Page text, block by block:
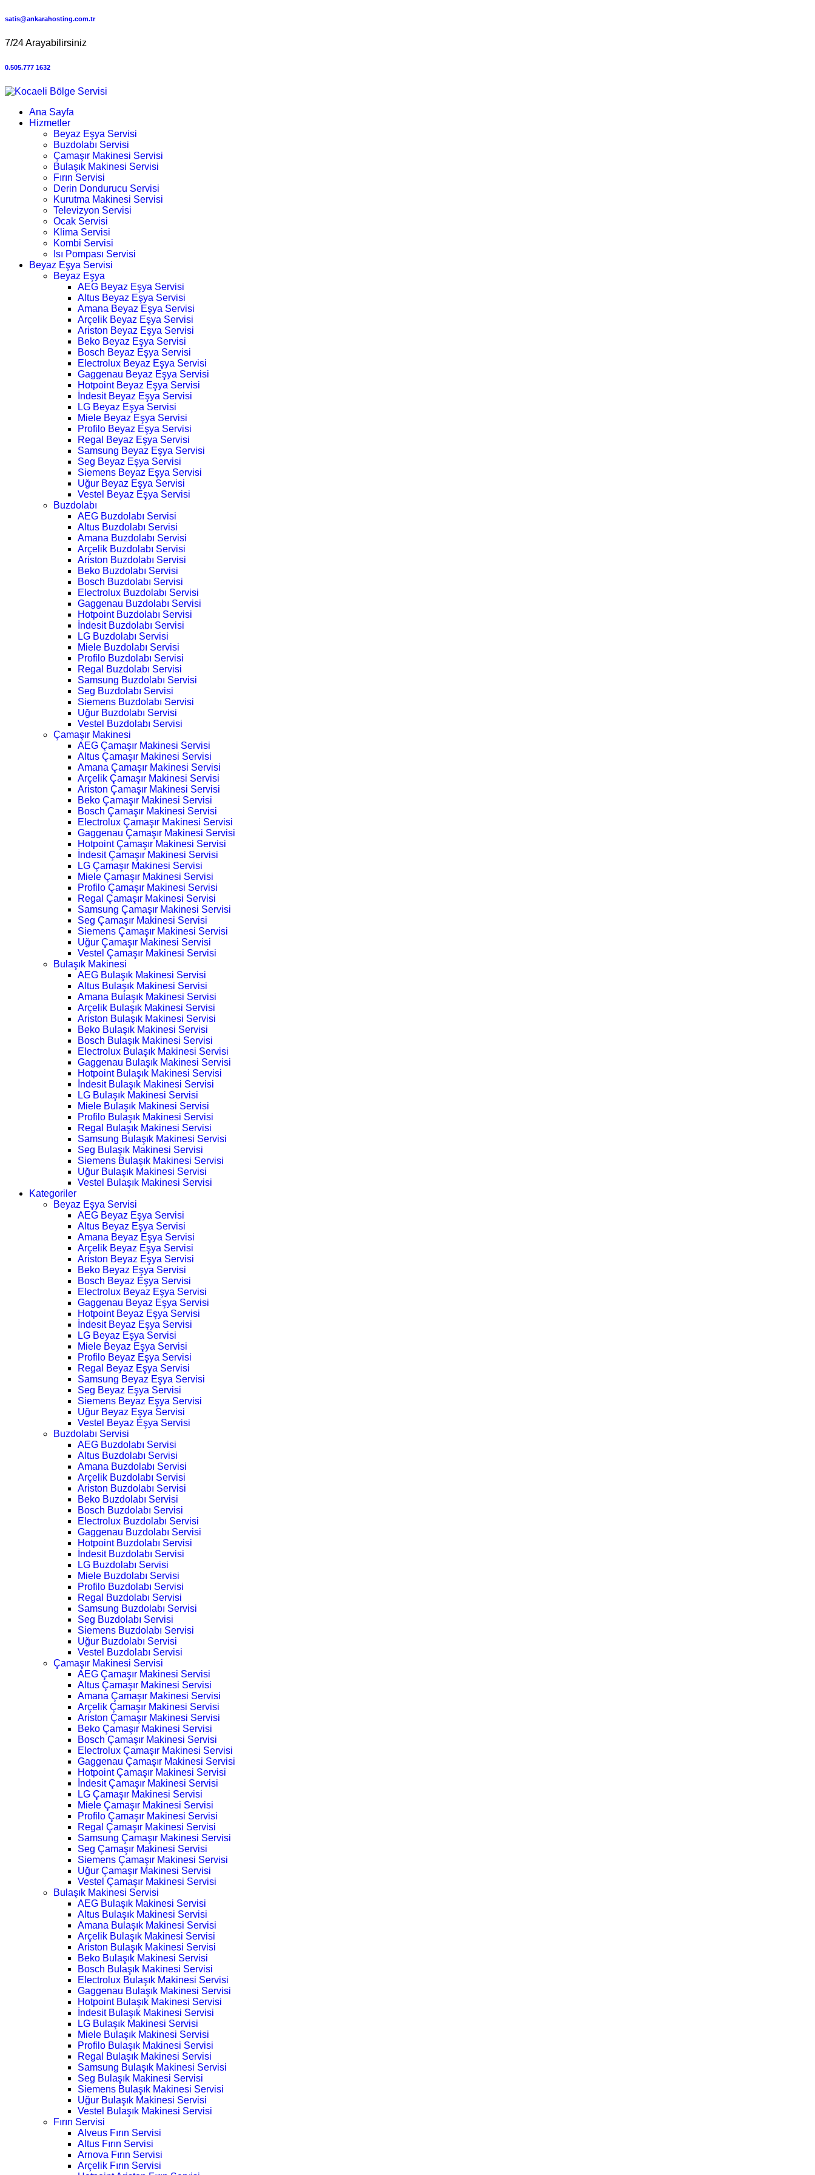
satis@ankarahosting.com.tr
7/24 Arayabilirsiniz
0.505.777 1632
Ana Sayfa
Hizmetler
Beyaz Eşya Servisi
Buzdolabı Servisi
Çamaşır Makinesi Servisi
Bulaşık Makinesi Servisi
Fırın Servisi
Derin Dondurucu Servisi
Kurutma Makinesi Servisi
Televizyon Servisi
Ocak Servisi
Klima Servisi
Kombi Servisi
Isı Pompası Servisi
Beyaz Eşya Servisi
Beyaz Eşya
AEG Beyaz Eşya Servisi
Altus Beyaz Eşya Servisi
Amana Beyaz Eşya Servisi
Arçelik Beyaz Eşya Servisi
Ariston Beyaz Eşya Servisi
Beko Beyaz Eşya Servisi
Bosch Beyaz Eşya Servisi
Electrolux Beyaz Eşya Servisi
Gaggenau Beyaz Eşya Servisi
Hotpoint Beyaz Eşya Servisi
İndesit Beyaz Eşya Servisi
LG Beyaz Eşya Servisi
Miele Beyaz Eşya Servisi
Profilo Beyaz Eşya Servisi
Regal Beyaz Eşya Servisi
Samsung Beyaz Eşya Servisi
Seg Beyaz Eşya Servisi
Siemens Beyaz Eşya Servisi
Uğur Beyaz Eşya Servisi
Vestel Beyaz Eşya Servisi
Buzdolabı
AEG Buzdolabı Servisi
Altus Buzdolabı Servisi
Amana Buzdolabı Servisi
Arçelik Buzdolabı Servisi
Ariston Buzdolabı Servisi
Beko Buzdolabı Servisi
Bosch Buzdolabı Servisi
Electrolux Buzdolabı Servisi
Gaggenau Buzdolabı Servisi
Hotpoint Buzdolabı Servisi
İndesit Buzdolabı Servisi
LG Buzdolabı Servisi
Miele Buzdolabı Servisi
Profilo Buzdolabı Servisi
Regal Buzdolabı Servisi
Samsung Buzdolabı Servisi
Seg Buzdolabı Servisi
Siemens Buzdolabı Servisi
Uğur Buzdolabı Servisi
Vestel Buzdolabı Servisi
Çamaşır Makinesi
AEG Çamaşır Makinesi Servisi
Altus Çamaşır Makinesi Servisi
Amana Çamaşır Makinesi Servisi
Arçelik Çamaşır Makinesi Servisi
Ariston Çamaşır Makinesi Servisi
Beko Çamaşır Makinesi Servisi
Bosch Çamaşır Makinesi Servisi
Electrolux Çamaşır Makinesi Servisi
Gaggenau Çamaşır Makinesi Servisi
Hotpoint Çamaşır Makinesi Servisi
İndesit Çamaşır Makinesi Servisi
LG Çamaşır Makinesi Servisi
Miele Çamaşır Makinesi Servisi
Profilo Çamaşır Makinesi Servisi
Regal Çamaşır Makinesi Servisi
Samsung Çamaşır Makinesi Servisi
Seg Çamaşır Makinesi Servisi
Siemens Çamaşır Makinesi Servisi
Uğur Çamaşır Makinesi Servisi
Vestel Çamaşır Makinesi Servisi
Bulaşık Makinesi
AEG Bulaşık Makinesi Servisi
Altus Bulaşık Makinesi Servisi
Amana Bulaşık Makinesi Servisi
Arçelik Bulaşık Makinesi Servisi
Ariston Bulaşık Makinesi Servisi
Beko Bulaşık Makinesi Servisi
Bosch Bulaşık Makinesi Servisi
Electrolux Bulaşık Makinesi Servisi
Gaggenau Bulaşık Makinesi Servisi
Hotpoint Bulaşık Makinesi Servisi
İndesit Bulaşık Makinesi Servisi
LG Bulaşık Makinesi Servisi
Miele Bulaşık Makinesi Servisi
Profilo Bulaşık Makinesi Servisi
Regal Bulaşık Makinesi Servisi
Samsung Bulaşık Makinesi Servisi
Seg Bulaşık Makinesi Servisi
Siemens Bulaşık Makinesi Servisi
Uğur Bulaşık Makinesi Servisi
Vestel Bulaşık Makinesi Servisi
Kategoriler
Beyaz Eşya Servisi
AEG Beyaz Eşya Servisi
Altus Beyaz Eşya Servisi
Amana Beyaz Eşya Servisi
Arçelik Beyaz Eşya Servisi
Ariston Beyaz Eşya Servisi
Beko Beyaz Eşya Servisi
Bosch Beyaz Eşya Servisi
Electrolux Beyaz Eşya Servisi
Gaggenau Beyaz Eşya Servisi
Hotpoint Beyaz Eşya Servisi
İndesit Beyaz Eşya Servisi
LG Beyaz Eşya Servisi
Miele Beyaz Eşya Servisi
Profilo Beyaz Eşya Servisi
Regal Beyaz Eşya Servisi
Samsung Beyaz Eşya Servisi
Seg Beyaz Eşya Servisi
Siemens Beyaz Eşya Servisi
Uğur Beyaz Eşya Servisi
Vestel Beyaz Eşya Servisi
Buzdolabı Servisi
AEG Buzdolabı Servisi
Altus Buzdolabı Servisi
Amana Buzdolabı Servisi
Arçelik Buzdolabı Servisi
Ariston Buzdolabı Servisi
Beko Buzdolabı Servisi
Bosch Buzdolabı Servisi
Electrolux Buzdolabı Servisi
Gaggenau Buzdolabı Servisi
Hotpoint Buzdolabı Servisi
İndesit Buzdolabı Servisi
LG Buzdolabı Servisi
Miele Buzdolabı Servisi
Profilo Buzdolabı Servisi
Regal Buzdolabı Servisi
Samsung Buzdolabı Servisi
Seg Buzdolabı Servisi
Siemens Buzdolabı Servisi
Uğur Buzdolabı Servisi
Vestel Buzdolabı Servisi
Çamaşır Makinesi Servisi
AEG Çamaşır Makinesi Servisi
Altus Çamaşır Makinesi Servisi
Amana Çamaşır Makinesi Servisi
Arçelik Çamaşır Makinesi Servisi
Ariston Çamaşır Makinesi Servisi
Beko Çamaşır Makinesi Servisi
Bosch Çamaşır Makinesi Servisi
Electrolux Çamaşır Makinesi Servisi
Gaggenau Çamaşır Makinesi Servisi
Hotpoint Çamaşır Makinesi Servisi
İndesit Çamaşır Makinesi Servisi
LG Çamaşır Makinesi Servisi
Miele Çamaşır Makinesi Servisi
Profilo Çamaşır Makinesi Servisi
Regal Çamaşır Makinesi Servisi
Samsung Çamaşır Makinesi Servisi
Seg Çamaşır Makinesi Servisi
Siemens Çamaşır Makinesi Servisi
Uğur Çamaşır Makinesi Servisi
Vestel Çamaşır Makinesi Servisi
Bulaşık Makinesi Servisi
AEG Bulaşık Makinesi Servisi
Altus Bulaşık Makinesi Servisi
Amana Bulaşık Makinesi Servisi
Arçelik Bulaşık Makinesi Servisi
Ariston Bulaşık Makinesi Servisi
Beko Bulaşık Makinesi Servisi
Bosch Bulaşık Makinesi Servisi
Electrolux Bulaşık Makinesi Servisi
Gaggenau Bulaşık Makinesi Servisi
Hotpoint Bulaşık Makinesi Servisi
İndesit Bulaşık Makinesi Servisi
LG Bulaşık Makinesi Servisi
Miele Bulaşık Makinesi Servisi
Profilo Bulaşık Makinesi Servisi
Regal Bulaşık Makinesi Servisi
Samsung Bulaşık Makinesi Servisi
Seg Bulaşık Makinesi Servisi
Siemens Bulaşık Makinesi Servisi
Uğur Bulaşık Makinesi Servisi
Vestel Bulaşık Makinesi Servisi
Fırın Servisi
Alveus Fırın Servisi
Altus Fırın Servisi
Arnova Fırın Servisi
Arçelik Fırın Servisi